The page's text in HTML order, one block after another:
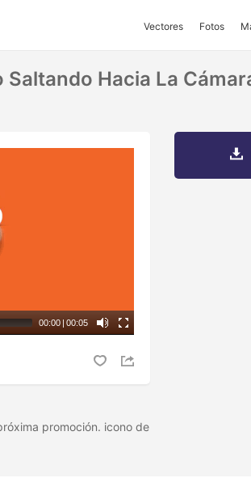
Vectores Fotos
Hacia La
00:00 | 00:05
promoción. icono de